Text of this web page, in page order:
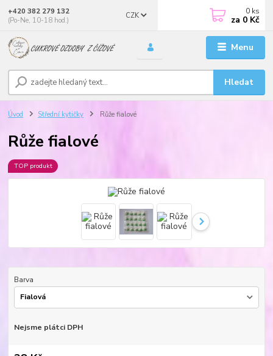
Menu
CZK
Hledat
+420 382 279 132
(Po-Ne, 10-18 hod.)
0 ks
za 0 Kč
Úvod Střední kytičky Růže fialové
Růže fialové
TOP produkt
Barva
Nejsme plátci DPH